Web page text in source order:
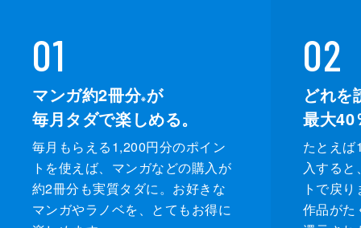
01
マンガ約2冊分※が
毎月タダで楽しめる。
毎月もらえる1,200円分のポイン
トを使えば、マンガなどの購入が
約2冊分も実質タダに。お好きな
マンガやラノベを、とてもお得に
02
どれを
最大40
たとえ
入する
トで戻
作品がた